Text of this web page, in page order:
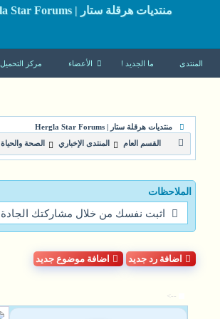
منتديات هرقلة ستار | Hergla Star Forums
المنتدى ما الجديد ! الأعضاء مركز التحميل
منتديات هرقلة ستار | Hergla Star Forums
القسم العام
المنتدى الإخباري الصحة والحياة
الملاحظات
اثبت نفسك من خلال مشاركتك الجادة
اضافة رد جديد اضافة موضوع جديد
-->